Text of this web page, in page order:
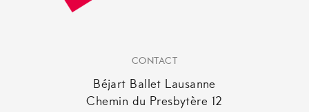
CONTACT
Béjart Ballet Lausanne
Chemin du Presbytère 12